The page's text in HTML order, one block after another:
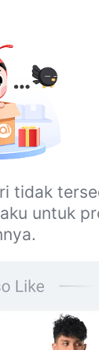
tidak
untuk